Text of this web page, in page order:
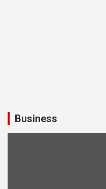
Business